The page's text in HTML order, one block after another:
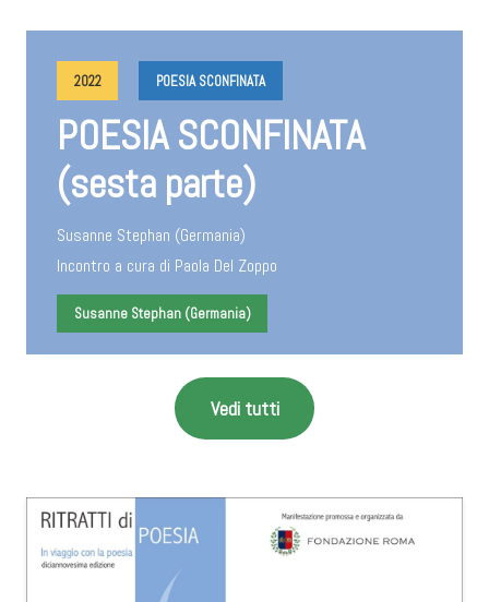
2022 POESIA SCONFINATA
POESIA SCONFINATA
(sesta parte)
Susanne Stephan (Germania)
Incontro a cura di Paola Del Zoppo
Susanne Stephan (Germania)
Vedi tutti